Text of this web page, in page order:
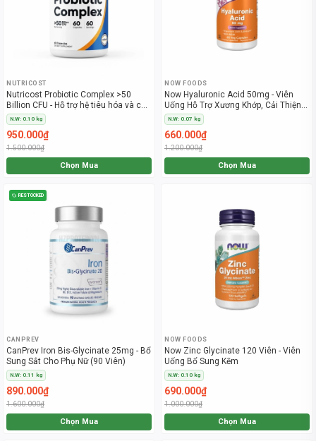
NUTRICOST
Nutricost Probiotic Complex >50
Billion CFU - Hỗ trợ hệ tiêu hóa và cân
bằng vi sinh đường ruột
N.W: 0.10 kg
950.000₫
1.500.000₫
Chọn Mua
NOW FOODS
Now Hyaluronic Acid 50mg - Viên
Uống Hỗ Trợ Xương Khớp, Cải Thiện
Lão Hóa
N.W: 0.07 kg
660.000₫
1.200.000₫
Chọn Mua
RESTOCKED
CANPREV
CanPrev Iron Bis-Glycinate 25mg - Bổ
Sung Sắt Cho Phụ Nữ (90 Viên)
N.W: 0.11 kg
890.000₫
1.600.000₫
Chọn Mua
NOW FOODS
Now Zinc Glycinate 120 Viên - Viên
Uống Bổ Sung Kẽm
N.W: 0.10 kg
690.000₫
1.000.000₫
Chọn Mua